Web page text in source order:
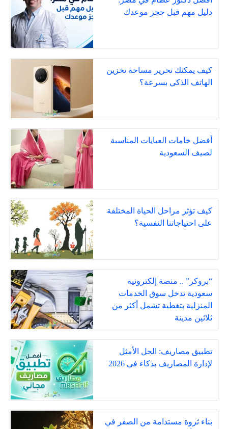
دليل مهم قبل حجز موعدك
كيف يمكنك تحرير مساحة تخزين
الهاتف الذكي بسرعة؟
أفضل خامات العبايات المناسبة
لصيف السعودية
كيف تؤثر مراحل الحياة المختلفة
على احتياجاتنا النفسية؟
“بروكر” .. منصة إلكترونية
سعودية تدخل سوق الخدمات
المنزلية بتغطية تشمل أكثر من
ثلاثين مدينة
تطبيق مصاريف: الحل الأمثل
لإدارة المصاريف بذكاء في 2026
بناء ثروة مستدامة من الصفر في